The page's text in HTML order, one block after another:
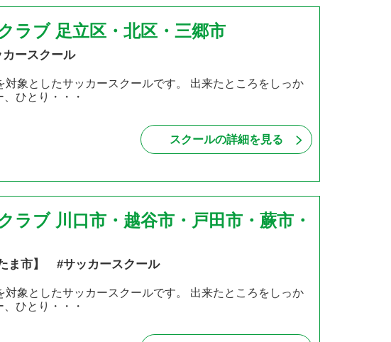
ラブ 足立区・北区・三郷市
ースクール
象としたサッカースクールです。 出来たところをしっか
ひとり・・・
スクールの詳細を見る
ラブ 川口市・越谷市・戸田市・蕨市・
ま市】 #サッカースクール
象としたサッカースクールです。 出来たところをしっか
ひとり・・・